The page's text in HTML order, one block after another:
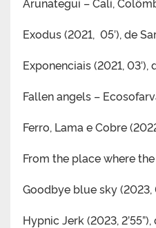
Exodus (2021, 05′), de
Exponenciais (2021,
Fallen angels –
Ferro, Lama e Cobre
From the place where
Goodbye blue sky (2023,
Hypnic Jerk (2023,